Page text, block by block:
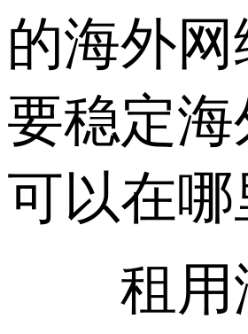
的海外
要稳定
可以在哪
租用海